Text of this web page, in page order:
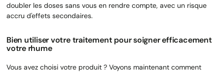
doubler les doses sans vous en rendre compte, avec un risque
accru d'effets secondaires.
Bien utiliser votre traitement pour soigner efficacement
votre rhume
Vous avez choisi votre produit ? Voyons maintenant comment